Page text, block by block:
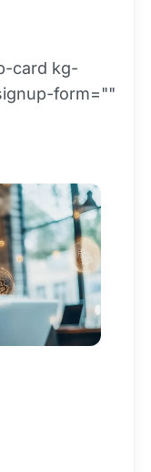
card kg-
form=""